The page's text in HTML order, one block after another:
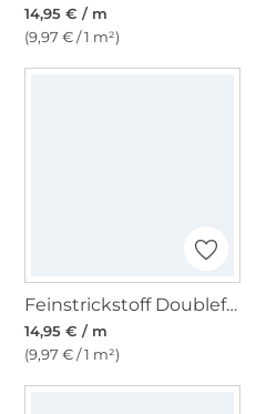
14,95 € / m
(9,97 € / 1 m²)
Feinstrickstoff Doubleface Lia, schwarz
14,95 € / m
(9,97 € / 1 m²)